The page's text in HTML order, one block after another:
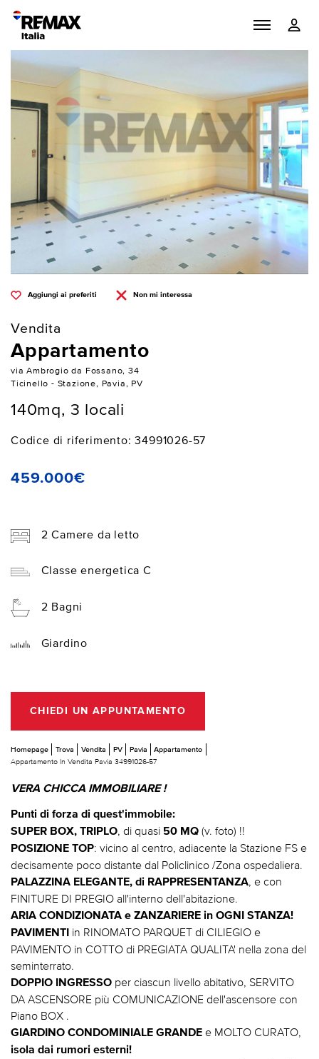
Aggiungi ai preferiti Non mi interessa
Vendita
Appartamento
via Ambrogio da Fossano, 34
Ticinello - Stazione, Pavia, PV
140mq, 3 locali
Codice di riferimento: 34991026-57
459.000€
2 Camere da letto
Classe energetica C
2 Bagni
Giardino
CHIEDI UN APPUNTAMENTO
Homepage Trova Vendita PV Pavia
Appartamento
Appartamento In Vendita Pavia 34991026-57
VERA CHICCA IMMOBILIARE !
Punti di forza di quest'immobile:
SUPER BOX, TRIPLO, di quasi 50 MQ (v. foto) !!
POSIZIONE TOP: vicino al centro, adiacente la Stazione FS e
decisamente poco distante dal Policlinico /Zona ospedaliera.
PALAZZINA ELEGANTE, di RAPPRESENTANZA, e con
FINITURE DI PREGIO all'interno dell'abitazione.
ARIA CONDIZIONATA e ZANZARIERE in OGNI STANZA!
PAVIMENTI in RINOMATO PARQUET di CILIEGIO e
PAVIMENTO in COTTO di PREGIATA QUALITA' nella zona del
seminterrato.
DOPPIO INGRESSO per ciascun livello abitativo, SERVITO
DA ASCENSORE più COMUNICAZIONE dell'ascensore con
Piano BOX .
GIARDINO CONDOMINIALE GRANDE e MOLTO CURATO,
isola dai rumori esterni!